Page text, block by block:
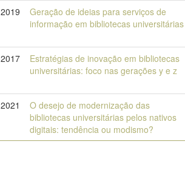
2019
Geração de ideias para serviços de
informação em bibliotecas universitárias
2017
Estratégias de inovação em bibliotecas
universitárias: foco nas gerações y e z
2021
O desejo de modernização das
bibliotecas universitárias pelos nativos
digitais: tendência ou modismo?